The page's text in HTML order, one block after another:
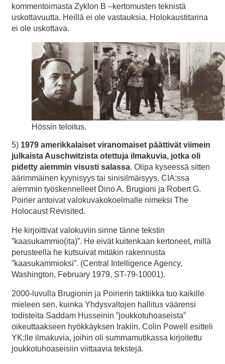
kommentoimasta Zyklon B –kertomusten teknistä
uskottavuutta. Heillä ei ole vastauksia. Holokaustitarina
ei ole uskottava.
Hössin teloitus.
5) 1979 amerikkalaiset viranomaiset päättivät viimein
julkaista Auschwitzista otettuja ilmakuvia, jotka oli
pidetty aiemmin visusti salassa. Olipa kyseessä sitten
äärimmäinen kyynisyys tai sinisilmäisyys, CIA:ssa
aiemmin työskennelleet Dino A. Brugioni ja Robert G.
Poirier antoivat valokuvakokoelmalle nimeksi The
Holocaust Revisited.
He kirjoittivat valokuviin sinne tänne tekstin
”kaasukammio(ita)”. He eivät kuitenkaan kertoneet, millä
perusteella he kutsuivat mitäkin rakennusta
”kaasukammioksi”. (Central Intelligence Agency,
Washington, February 1979, ST-79-10001).
2000-luvulla Brugionin ja Poirierin taktiikka tuo kaikille
mieleen sen, kuinka Yhdysvaltojen hallitus väärensi
todisteita Saddam Husseinin ”joukkotuhoaseista”
oikeuttaakseen hyökkäyksen Irakiin. Colin Powell esitteli
YK:lle ilmakuvia, joihin oli summamutikassa kirjoitettu
joukkotuhoaseisiin viittaavia tekstejä.